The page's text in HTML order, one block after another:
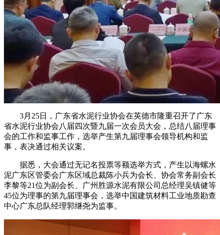
3月25日，广东省水泥行业协会在英德市隆重召开了广东
省水泥行业协会八届四次暨九届一次会员大会，总结八届理事
会的工作和监事工作，选举产生第九届理事会领导机构和监
事，表决通过相关议案。
据悉，大会通过无记名投票等额选举方式，产生以海螺水
泥广东区管委会广东区域总裁陈小兵为会长、协会常务副会长
李黎等21位为副会长、广州胜源水泥有限公司总经理吴镇健等
45位为理事的第九届理事会，选举中国建筑材料工业地质勘查
中心广东总队经理郭继尧为监事。